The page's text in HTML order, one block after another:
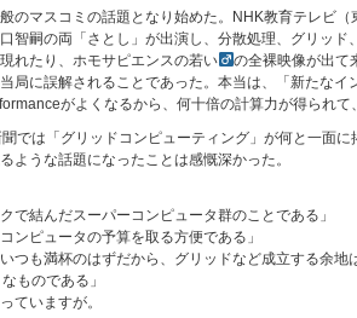
のマスコミの話題となり始めた。NHK教育テレビ
智嗣の両「さとし」が出演し、分散処理、グリッ
れたり、ホモサピエンスの若い
の全裸映像が出て
局に誤解されることであった。本当は、「新たな
がよくなるから、何十倍の計算力が得られ
では「グリッドコンピューティング」が何と一面
ような話題になったことは感慨深かった。
で結んだスーパーコンピュータ群のことである」
ンピュータの予算を取る方便である」
つも満杯のはずだから、グリッドなど成立する余地
ものである」
ていますが。